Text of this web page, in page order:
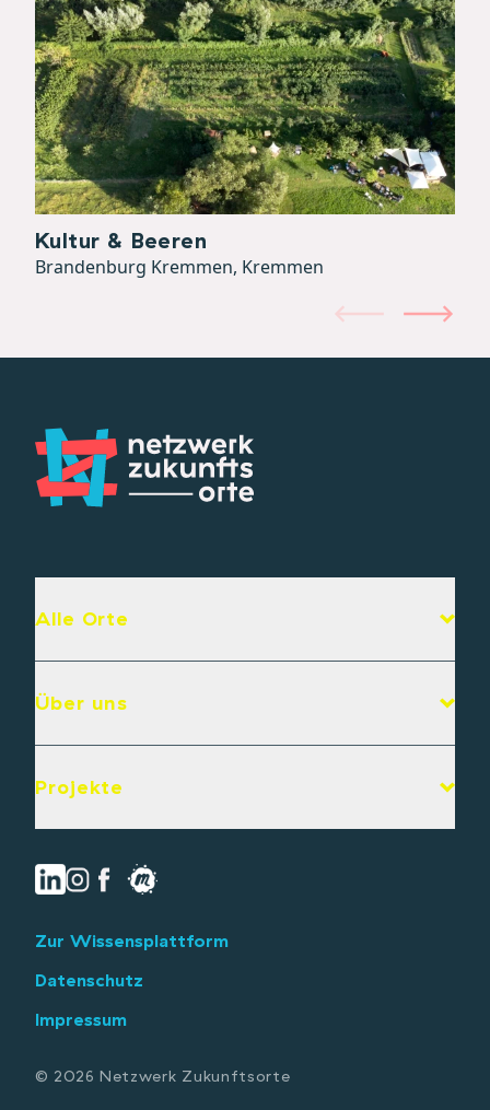
Kultur & Beeren
Brandenburg Kremmen, Kremmen
Alle Orte
Über uns
Projekte
Zur Wissensplattform
Datenschutz
Impressum
© 2026 Netzwerk Zukunftsorte